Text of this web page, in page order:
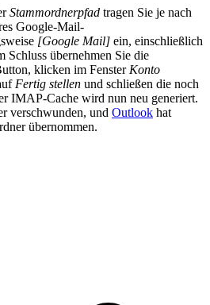
Stammordnerpfad tragen Sie je nach
Google-Mail-
[Google Mail] ein, einschließlich
Schluss übernehmen Sie die
klicken im Fenster Konto
Fertig stellen und schließen die noch
IMAP-Cache wird nun neu generiert.
verschwunden, und Outlook hat
übernommen.